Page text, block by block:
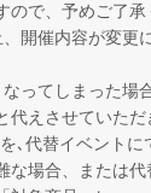
で、予めご了承
開催内容が変更
ってしまった場
えさせていただ
､代替イベントに
な場合、または